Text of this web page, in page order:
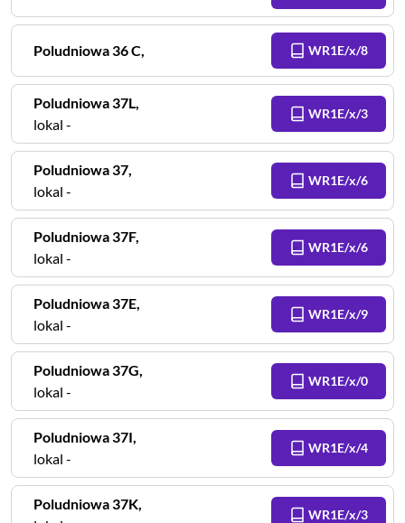
Poludniowa36 C, WR1E/x/8
Poludniowa37L,
lokal -
WR1E/x/3
Poludniowa37,
lokal -
WR1E/x/6
Poludniowa37F,
lokal -
WR1E/x/6
Poludniowa37E,
lokal -
WR1E/x/9
Poludniowa37G,
lokal -
WR1E/x/0
Poludniowa37I,
lokal -
WR1E/x/4
Poludniowa37K,
WR1E/x/3